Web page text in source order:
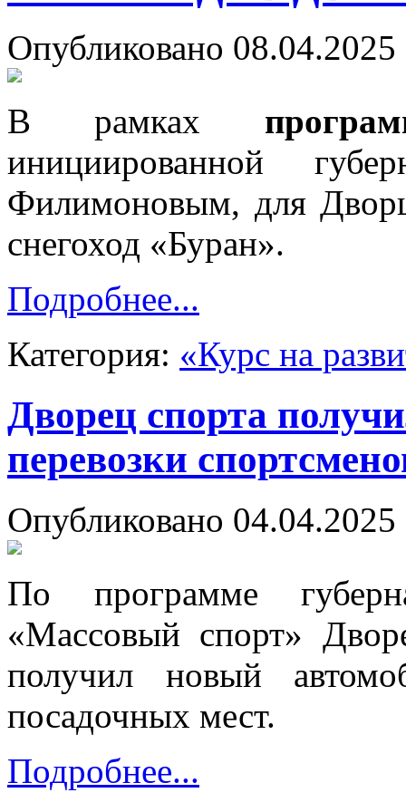
Опубликовано
В рамках
инициированной
Филимоновым, для
снегоход «Буран».
Подробнее...
Категория: «Курс на
Дворец спорта
перевозки
Опубликовано
По программе
«Массовый спорт»
получил новый
посадочных мест.
Подробнее...